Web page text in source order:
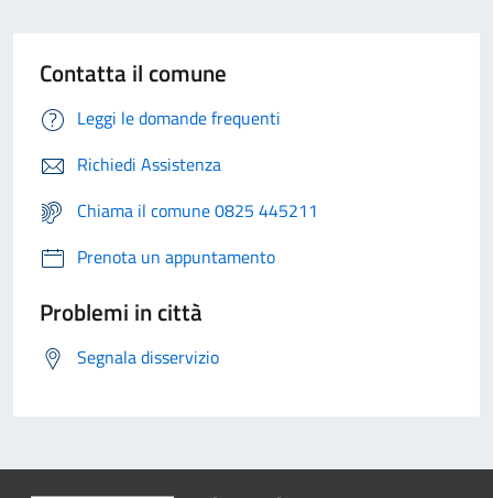
Contatta il comune
Leggi le domande frequenti
Richiedi Assistenza
Chiama il comune 0825 445211
Prenota un appuntamento
Problemi in città
Segnala disservizio